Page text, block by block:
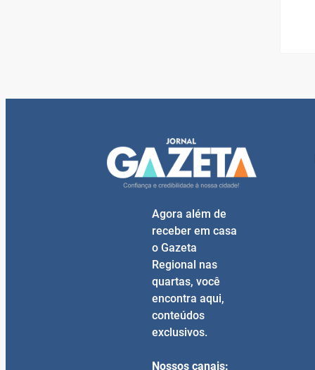
Agora além de
receber em casa
o Gazeta
Regional nas
quartas, você
encontra aqui,
conteúdos
exclusivos.
Nossos canais: